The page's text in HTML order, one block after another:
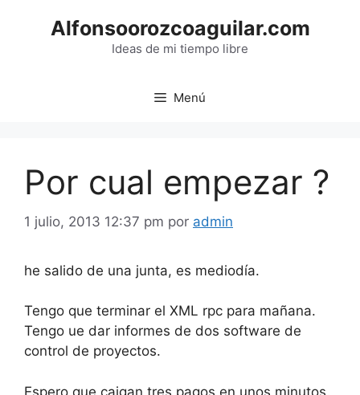
Alfonsoorozcoaguilar.com
Ideas de mi tiempo libre
Menú
Por cual empezar ?
1 julio, 2013 12:37 pm por admin
he salido de una junta, es mediodía.
Tengo que terminar el XML rpc para mañana.
Tengo ue dar informes de dos software de
control de proyectos.
Espero que caigan tres pagos en unos minutos,